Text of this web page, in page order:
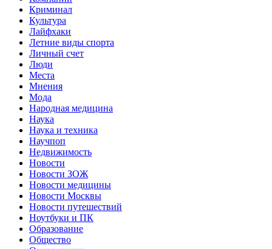
Криминал
Культура
Лайфхаки
Летние виды спорта
Личный счет
Люди
Места
Мнения
Мода
Народная медицина
Наука
Наука и техника
Научпоп
Недвижимость
Новости
Новости ЗОЖ
Новости медицины
Новости Москвы
Новости путешествий
Ноутбуки и ПК
Образование
Общество